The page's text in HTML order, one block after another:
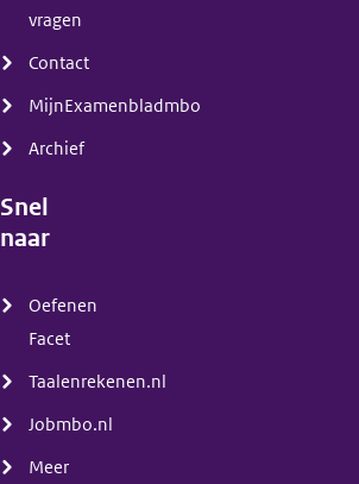
vragen
Contact
MijnExamenbladmbo
Archief
Snel
naar
Oefenen
Facet
Taalenrekenen.nl
Jobmbo.nl
Meer